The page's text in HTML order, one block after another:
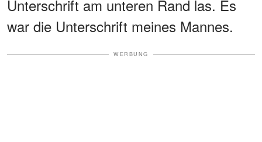
Unterschrift am unteren Rand las. Es
war die Unterschrift meines Mannes.
WERBUNG